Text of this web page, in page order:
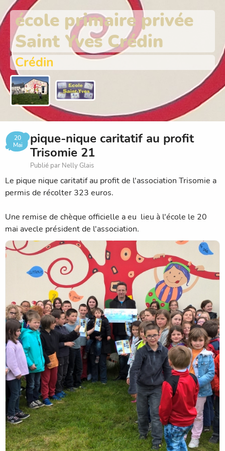
école primaire privée
Saint Yves Crédin
Crédin
20
Mai
pique-nique caritatif au profit
Trisomie 21
Publié par Nelly Glais
Le pique nique caritatif au profit de l'association Trisomie a
permis de récolter 323 euros.
Une remise de chèque officielle a eu lieu à l'école le 20
mai avecle président de l'association.